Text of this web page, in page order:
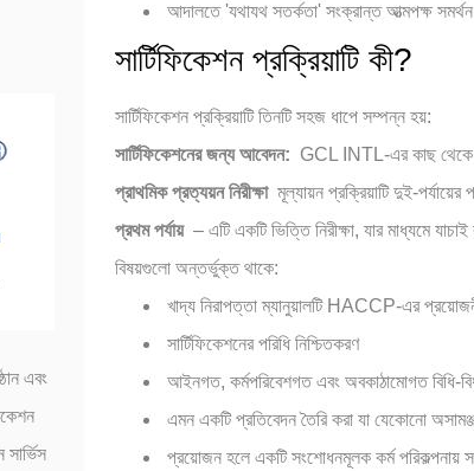
এবং
আদালতে 'যথাযথ সতর্কতা' সংক্রান্ত আত্মপক্ষ
সার্টিফিকেশন প্রক্রিয়াটি কী?
সার্টিফিকেশন প্রক্রিয়াটি তিনটি সহজ ধাপে সম্পন্ন হয়:
সার্টিফিকেশনের জন্য আবেদন: GCL INTL-এর কাছ থেকে
প্রাথমিক প্রত্যয়ন নিরীক্ষামূল্যায়ন প্রক্রিয়াটি দুই-
প্রথম পর্যায়– এটি একটি ভিত্তি নিরীক্ষা, যার মাধ্যমে যাচাই
বিষয়গুলো অন্তর্ভুক্ত থাকে:
খাদ্য নিরাপত্তা ম্যানুয়ালটি HACCP-এর
সার্টিফিকেশনের পরিধি নিশ্চিতকরণ
আইনগত, কর্মপরিবেশগত এবং অবকাঠামোগত বিধি-
এমন একটি প্রতিবেদন তৈরি করা যা যেকোনো
প্রয়োজন হলে একটি সংশোধনমূলক কর্ম পরিকল্পনায়